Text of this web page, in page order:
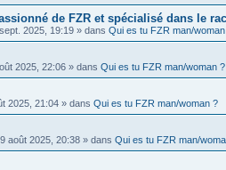
de FZR et spécialisé dans le
2025, 19:19 » dans Qui es tu FZR man/
2025, 22:06 » dans Qui es tu FZR man/woman ?
2025, 21:04 » dans Qui es tu FZR man/woman ?
août 2025, 20:38 » dans Qui es tu FZR man/